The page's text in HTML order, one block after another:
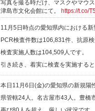
写真を撮る時だけ、マスクやマウ
津島市文化会館にて。
https://t.co/
11月5日時点の愛知県内における新
PCR検査件数は106,831件、抗原
検査実施人数は104,509人です。
引き続き、着実に検査を実施する
本日11月6日(金)の愛知県の新規陽
県管轄24人。名古屋市43人。豊橋